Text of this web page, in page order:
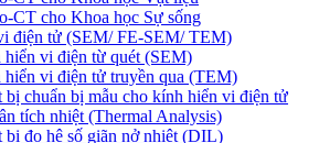
CT cho Khoa học Sự sống
điện tử (SEM/ FE-SEM/ TEM)
vi điện từ quét (SEM)
vi điện tử truyền qua (TEM)
bị chuẩn bị mẫu cho kính hiển vi điện tử
tích nhiệt (Thermal Analysis)
bị đo hệ số giãn nở nhiệt (DIL)